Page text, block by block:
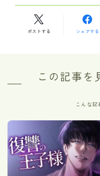
ポストする シェアする
この記事を
こんな